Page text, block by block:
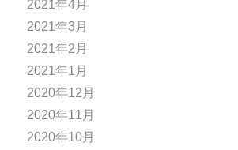
2021年4月
2021年3月
2021年2月
2021年1月
2020年12月
2020年11月
2020年10月